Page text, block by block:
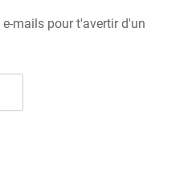
mails pour t'avertir d'un